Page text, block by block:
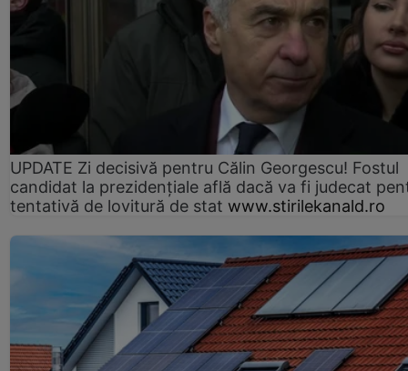
UPDATE Zi decisivă pentru Călin Georgescu! Fostul
candidat la prezidențiale află dacă va fi judecat
tentativă de lovitură de stat www.stirilekanald.ro